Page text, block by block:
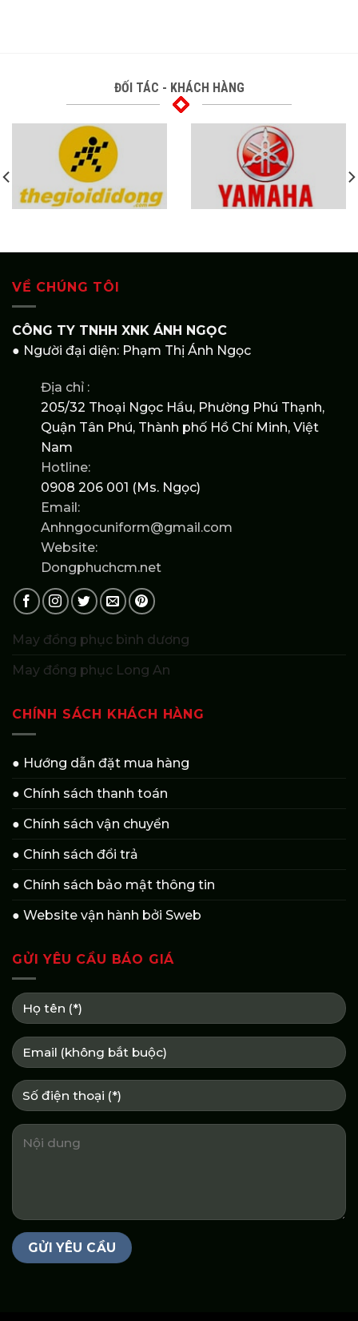
ĐỐI TÁC - KHÁCH HÀNG
VỀ CHÚNG TÔI
CÔNG TY TNHH XNK ÁNH NGỌC
● Người đại diện: Phạm Thị Ánh Ngọc
Địa chỉ :
205/32 Thoại Ngọc Hầu, Phường Phú Thạnh,
Quận Tân Phú, Thành phố Hồ Chí Minh, Việt
Nam
Hotline:
0908 206 001 (Ms. Ngọc)
Email:
Anhngocuniform@gmail.com
Website:
Dongphuchcm.net
May đồng phục bình dương
May đồng phục Long An
CHÍNH SÁCH KHÁCH HÀNG
● Hướng dẫn đặt mua hàng
● Chính sách thanh toán
● Chính sách vận chuyển
● Chính sách đổi trả
● Chính sách bảo mật thông tin
● Website vận hành bởi Sweb
GỬI YÊU CẦU BÁO GIÁ